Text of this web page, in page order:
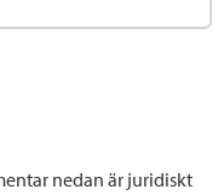
nedan är juridiskt